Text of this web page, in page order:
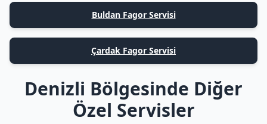
Buldan Fagor Servisi
Çardak Fagor Servisi
Denizli Bölgesinde Diğer
Özel Servisler